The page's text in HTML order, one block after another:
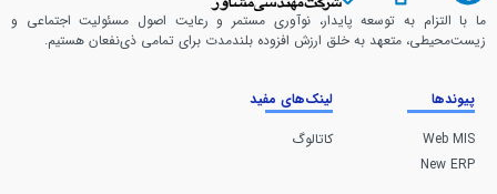
ما با التزام به توسعه پایدار، نوآوری مستمر و رعایت اصول مسئولیت اجتماعی و
زیست‌محیطی، متعهد به خلق ارزش افزوده بلندمدت برای تمامی ذی‌نفعان هستیم.
پیوندها
Web MIS
New ERP
لینک‌های مفید
کاتالوگ